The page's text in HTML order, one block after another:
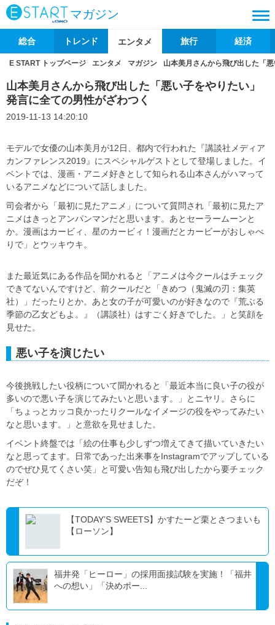
マガジン
総合 トレンド エンタメ 旅行 経済
E START トップページ エンタメ マガジン 山本美月さんから飛び出した「
山本美月さんから飛び出した「悪い子をやりたい」
発言に全ての男性がざわつく
2019-11-13 14:20:10
モデルで女優の山本美月が12日、都内で行われた『講談社メディア
カンファレンス2019』にスペシャルゲストとして登場しました。イ
ベントでは、漫画・アニメ好きとして知られる山本さんがハマって
いるアニメなどについて話しました。
司会者から「最初に見たアニメ」について質問され「最初に見たア
ニメはきっとアンパンマンだと思います。あとセーラームーンと
か。漫画はカービィ、星のカービィ！漫画だとカービーがおしゃべ
りで」とウッキウキ。
また最近気にある作品を聞かれると「アニメは今クールはチェック
できてないんですけど、前クールだと「きめつ（鬼滅の刃：集英
社）」だったりとか。あと女の子が可愛いのが好きなので『荒ぶる
季節の乙女どもよ。』（講談社）はすごく好きでした。」と笑顔を
見せた。
悪い子を演じたい
今後挑戦したい役柄について聞かれると「最近本当に良い子の役が
多いので悪い子を演じてみたいと思います。」とニヤリ。さらに
「ちょっとカッコ良かったりクールなイメージの役をやってみたい
なと思います。」と意欲を見せました。
イベント終盤では「絵の仕事も少しずつ増えてきて描いていきたい
なと思ってます。日常であった出来事をInstagramでアップしている
のでぜひ見てくさい笑」と可愛い告知も飛び出したから要チェック
だぞ！
【TODAY’S SWEETS】かすたーど栗とさつまいも
【ローソン】
福井発「ヒーロー」の採用面接試験を実施！「福井
への想い」「決めポー...